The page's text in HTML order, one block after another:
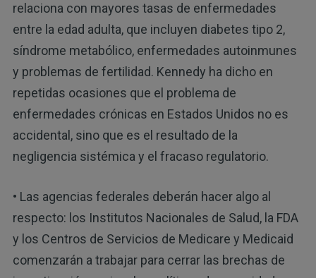
relaciona con mayores tasas de enfermedades
entre la edad adulta, que incluyen diabetes tipo 2,
síndrome metabólico, enfermedades autoinmunes
y problemas de fertilidad. Kennedy ha dicho en
repetidas ocasiones que el problema de
enfermedades crónicas en Estados Unidos no es
accidental, sino que es el resultado de la
negligencia sistémica y el fracaso regulatorio.
• Las agencias federales deberán hacer algo al
respecto: los Institutos Nacionales de Salud, la FDA
y los Centros de Servicios de Medicare y Medicaid
comenzarán a trabajar para cerrar las brechas de